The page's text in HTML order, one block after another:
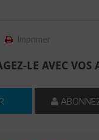
Imprimer
LE AVEC VOS